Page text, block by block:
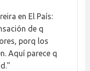
en El País:
de q
porq los
Aquí parece q